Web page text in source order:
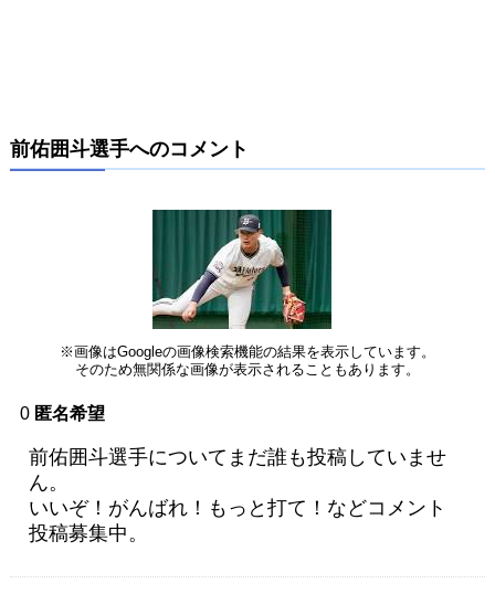
前佑囲斗選手へのコメント
※画像はGoogleの画像検索機能の結果を表示しています。
そのため無関係な画像が表示されることもあります。
0 匿名希望
前佑囲斗選手についてまだ誰も投稿していませ
ん。
いいぞ！がんばれ！もっと打て！などコメント
投稿募集中。